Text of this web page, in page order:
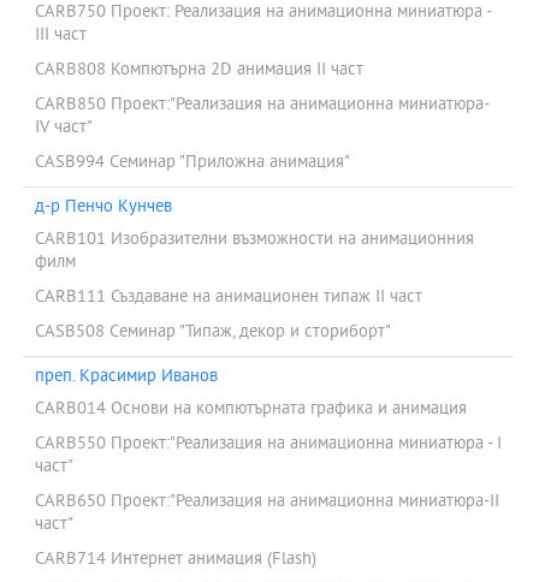
CARB750 Проект: Реализация на анимационна миниатюра -
III част
CARB808 Компютърна 2D анимация ІІ част
CARB850 Проект:"Реализация на анимационна миниатюра-
ІV част"
CASB994 Семинар "Приложна анимация"
д-р Пенчо Кунчев
CARB101 Изобразителни възможности на анимационния
филм
CARB111 Създаване на анимационен типаж II част
CASB508 Семинар "Типаж, декор и сториборт"
преп. Красимир Иванов
CARB014 Основи на компютърната графика и анимация
CARB550 Проект:"Реализация на анимационна миниатюра - І
част"
CARB650 Проект:"Реализация на анимационна миниатюра-ІІ
част"
CARB714 Интернет анимация (Flash)